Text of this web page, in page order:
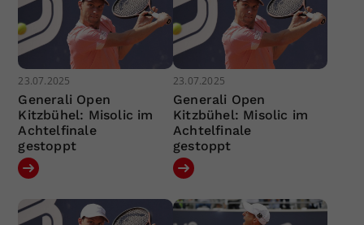
23.07.2025
Generali Open
Kitzbühel: Misolic im
Achtelfinale
gestoppt
23.07.2025
Generali Open
Kitzbühel: Misolic im
Achtelfinale
gestoppt